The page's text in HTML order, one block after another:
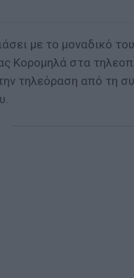
με το μοναδικό
Κορομηλά στα
τηλεόραση από τη